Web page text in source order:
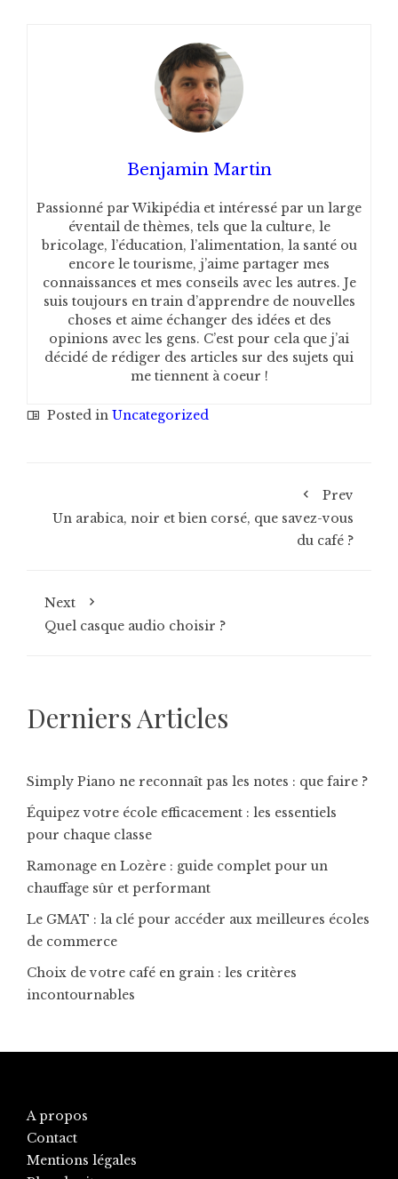
Benjamin Martin
Passionné par Wikipédia et intéressé par un large
éventail de thèmes, tels que la culture, le
bricolage, l’éducation, l’alimentation, la santé ou
encore le tourisme, j’aime partager mes
connaissances et mes conseils avec les autres. Je
suis toujours en train d’apprendre de nouvelles
choses et aime échanger des idées et des
opinions avec les gens. C’est pour cela que j’ai
décidé de rédiger des articles sur des sujets qui
me tiennent à coeur !
Posted in Uncategorized
Prev
Un arabica, noir et bien corsé, que savez-vous
du café ?
Next
Quel casque audio choisir ?
Derniers Articles
Simply Piano ne reconnaît pas les notes : que faire ?
Équipez votre école efficacement : les essentiels
pour chaque classe
Ramonage en Lozère : guide complet pour un
chauffage sûr et performant
Le GMAT : la clé pour accéder aux meilleures écoles
de commerce
Choix de votre café en grain : les critères
incontournables
A propos
Contact
Mentions légales